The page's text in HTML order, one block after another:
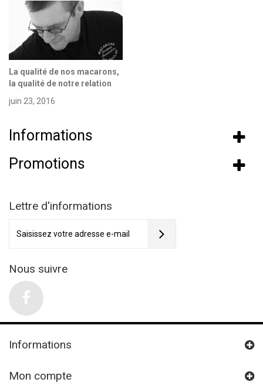
La qualité de nos macarons,
la qualité de notre relation
juin 23, 2016
Informations
Promotions
Lettre d'informations
Nous suivre
Informations
Mon compte